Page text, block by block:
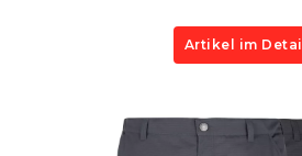
Artikel im Detail